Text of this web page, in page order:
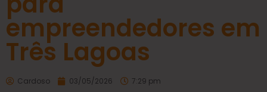
empreendedores em
Três Lagoas
Cardoso 03/05/2026 7:29 pm